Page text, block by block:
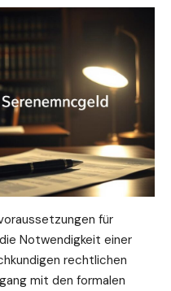
für
Notwendigkeit einer
rechtlichen
mit den formalen